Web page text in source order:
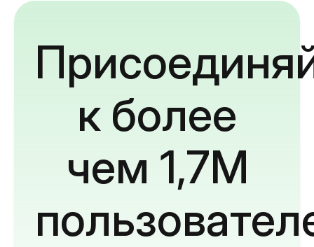
к более
чем 1,7M